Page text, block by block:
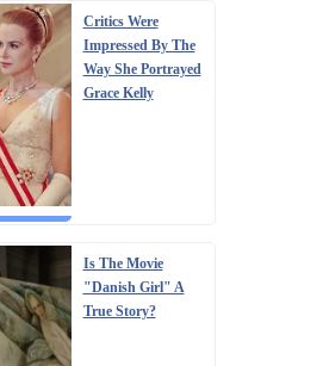
Critics Were
Impressed By The
Way She Portrayed
Grace Kelly
Is The Movie
"Danish Girl" A
True Story?